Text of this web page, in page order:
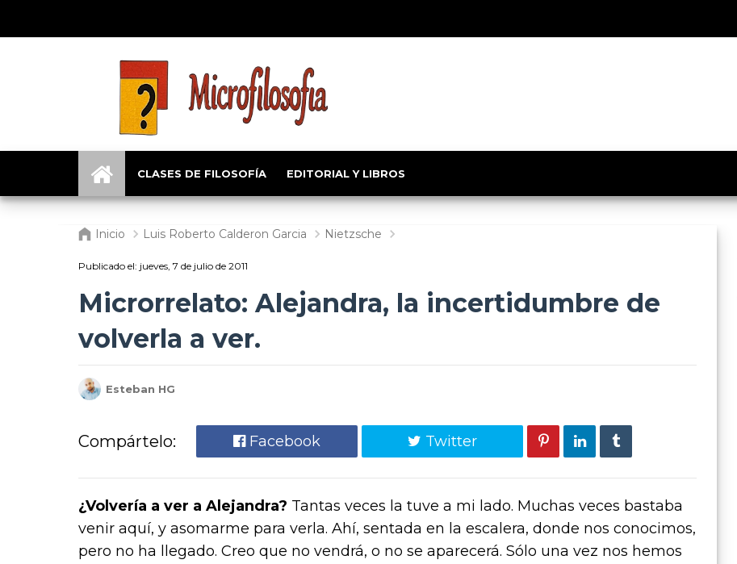
CLASES DE FILOSOFÍA EDITORIAL Y LIBROS
Inicio Luis Roberto Calderon Garcia Nietzsche
Publicado el: jueves, 7 de julio de 2011
Microrrelato: Alejandra, la incertidumbre de
volverla a ver.
Esteban HG
Compártelo: Facebook Twitter
¿Volvería a ver a Alejandra? Tantas veces la tuve a mi lado. Muchas veces bastaba
venir aquí, y asomarme para verla. Ahí, sentada en la escalera, donde nos conocimos,
pero no ha llegado. Creo que no vendrá, o no se aparecerá. Sólo una vez nos hemos